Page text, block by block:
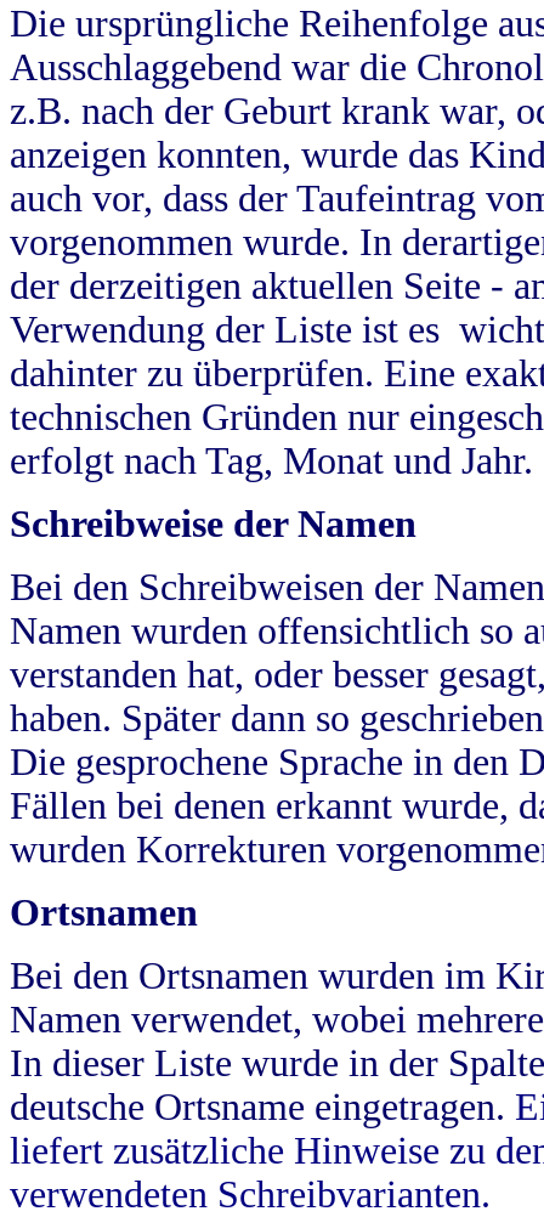
Die ursprüngliche Reihenfolge
Ausschlaggebend war die
z.B. nach der Geburt krank war,
anzeigen konnten, wurde das
auch vor, dass der Taufeintrag
vorgenommen wurde. In
der derzeitigen aktuellen Seite -
Verwendung der Liste ist es
dahinter zu überprüfen. Eine
technischen Gründen nur
erfolgt nach Tag, Monat und Jahr.
Schreibweise der Namen
Bei den Schreibweisen der
Namen wurden offensichtlich so
verstanden hat, oder besser
haben. Später dann so
Die gesprochene Sprache in
Fällen bei denen erkannt wurde,
wurden Korrekturen
Ortsnamen
Bei den Ortsnamen wurden im
Namen verwendet, wobei
In dieser Liste wurde in der
deutsche Ortsname eingetragen.
liefert zusätzliche Hinweise zu
verwendeten Schreibvarianten.